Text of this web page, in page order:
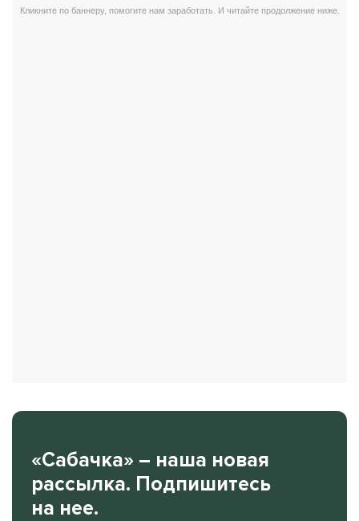
«Сабачка» – наша новая
рассылка. Подпишитесь
на нее.